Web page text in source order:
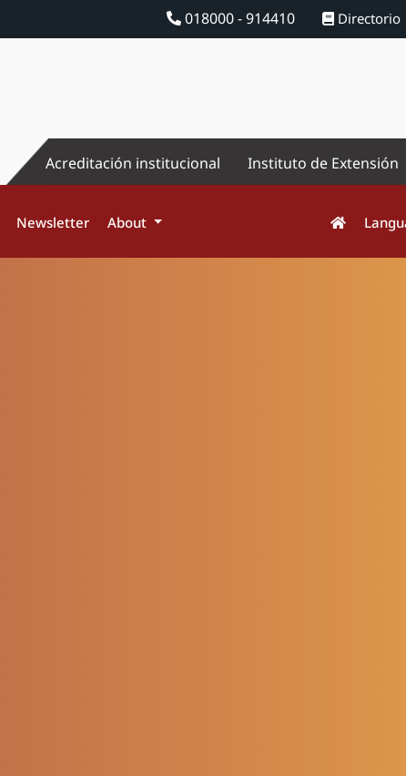
018000 - 914410 Directorio
Acreditación institucional Instituto de Extensión
Newsletter About